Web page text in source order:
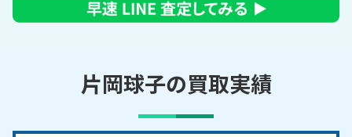
片岡球子の買取実績